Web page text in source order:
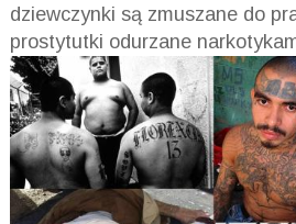
dziewczynki są zmuszane do
prostytutki odurzane